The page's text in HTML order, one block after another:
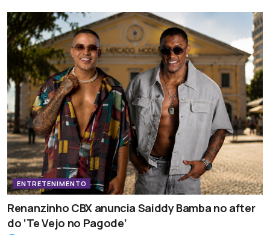
ENTRETENIMENTO
Renanzinho CBX anuncia Saiddy Bamba no after
do ‘Te Vejo no Pagode’